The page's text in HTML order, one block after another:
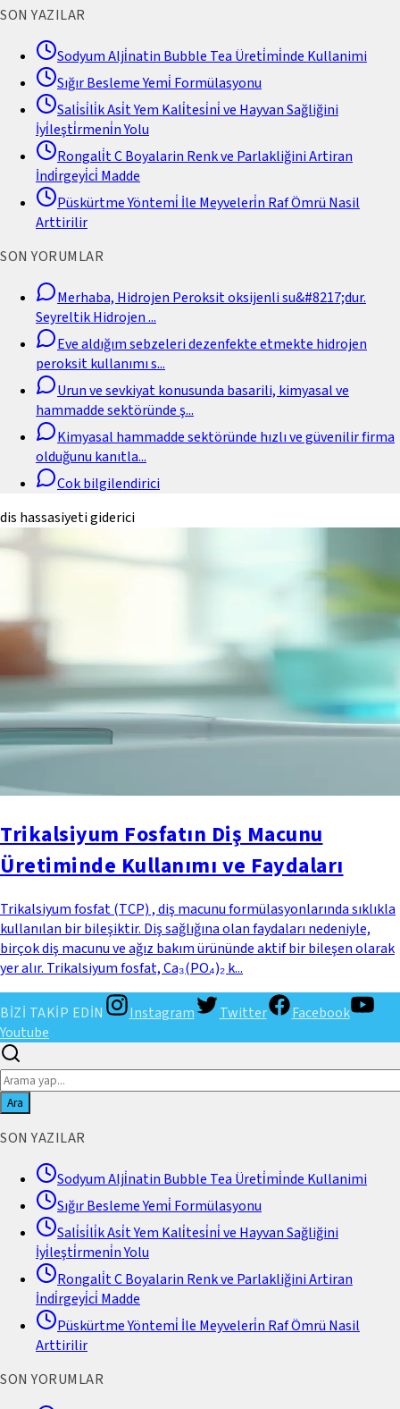
SON YAZILAR
Sodyum Alji̇natin Bubble Tea Üreti̇mi̇nde Kullanimi
Sığır Besleme Yemi̇ Formülasyonu
Sali̇si̇li̇k Asi̇t Yem Kali̇tesi̇ni̇ ve Hayvan Sağliğini
İyi̇leşti̇rmeni̇n Yolu
Rongali̇t C Boyalarin Renk ve Parlakliğini Artiran
İndi̇rgeyi̇ci̇ Madde
Püskürtme Yöntemi̇ İle Meyveleri̇n Raf Ömrü Nasil
Arttirilir
SON YORUMLAR
Merhaba, Hidrojen Peroksit oksijenli su&#8217;dur.
Seyreltik Hidrojen...
Eve aldığım sebzeleri dezenfekte etmekte hidrojen
peroksit kullanımı s...
Urun ve sevkiyat konusunda basarili, kimyasal ve
hammadde sektöründe ş...
Kimyasal hammadde sektöründe hızlı ve güvenilir firma
olduğunu kanıtla...
Cok bilgilendirici
dis hassasiyeti giderici
Trikalsiyum Fosfatın Diş Macunu
Üretiminde Kullanımı ve Faydaları
Trikalsiyum fosfat (TCP) , diş macunu formülasyonlarında sıklıkla
kullanılan bir bileşiktir. Diş sağlığına olan faydaları nedeniyle,
birçok diş macunu ve ağız bakım ürününde aktif bir bileşen olarak
yer alır. Trikalsiyum fosfat, Ca₃(PO₄)₂ k...
BİZİ TAKİP EDİN Instagram Twitter
Facebook
Youtube
Ara
SON YAZILAR
Sodyum Alji̇natin Bubble Tea Üreti̇mi̇nde Kullanimi
Sığır Besleme Yemi̇ Formülasyonu
Sali̇si̇li̇k Asi̇t Yem Kali̇tesi̇ni̇ ve Hayvan Sağliğini
İyi̇leşti̇rmeni̇n Yolu
Rongali̇t C Boyalarin Renk ve Parlakliğini Artiran
İndi̇rgeyi̇ci̇ Madde
Püskürtme Yöntemi̇ İle Meyveleri̇n Raf Ömrü Nasil
Arttirilir
SON YORUMLAR